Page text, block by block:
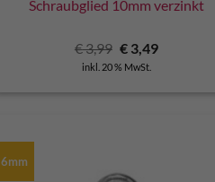
Schraubglied 10mm verzinkt
€3,99 Ursprünglicher
Preis
war:
€3,49Aktueller
inkl. 20 % MwSt.
6mm